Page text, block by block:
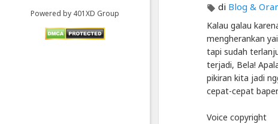
Indonesia
di Blog &
Kalau galau
mengherankan
tapi sudah
terjadi, Bela!
pikiran kita jadi
cepat-cepat
Voice copyright
Powered by 401XD Group